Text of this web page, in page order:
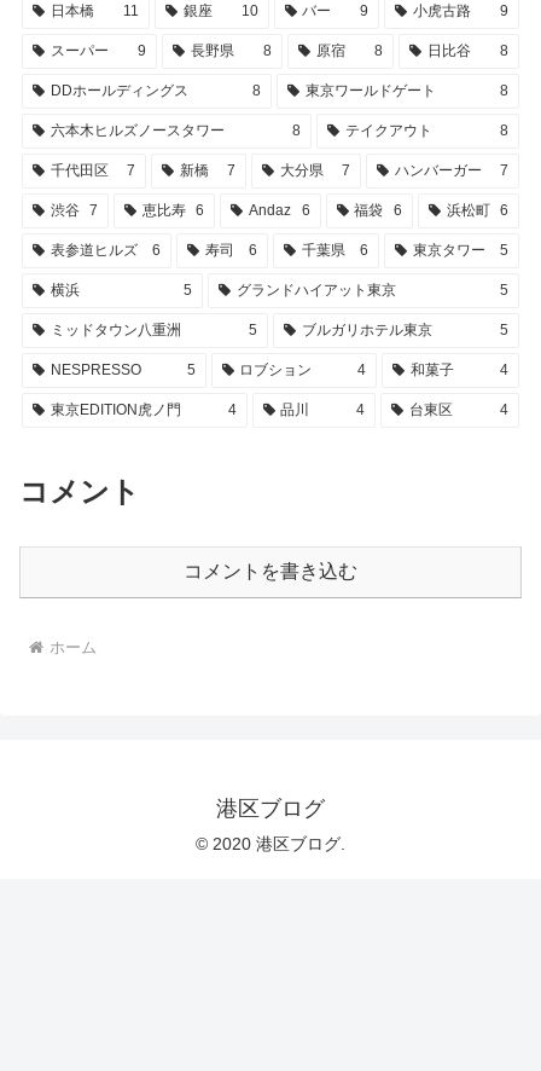
日本橋 11 銀座 10 バー 9 小虎古路 9
スーパー 9 長野県 8 原宿 8 日比谷 8
DDホールディングス 8 東京ワールドゲート 8
六本木ヒルズノースタワー 8 テイクアウト 8
千代田区 7 新橋 7 大分県 7 ハンバーガー 7
渋谷 7 恵比寿 6 Andaz 6 福袋 6 浜松町 6
表参道ヒルズ 6 寿司 6 千葉県 6 東京タワー 5
横浜 5 グランドハイアット東京 5
ミッドタウン八重洲 5 ブルガリホテル東京 5
NESPRESSO 5 ロブション 4 和菓子 4
東京EDITION虎ノ門 4 品川 4 台東区 4
コメント
コメントを書き込む
ホーム
港区ブログ
© 2020 港区ブログ.